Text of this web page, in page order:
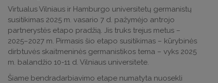
Virtualus Vilniaus ir Hamburgo universitetų germanistų
susitikimas 2025 m. vasario 7 d. pažymėjo antrojo
partnerystės etapo pradžią. Jis truks trejus metus –
2025–2027 m. Pirmasis šio etapo susitikimas – kūrybinės
dirbtuvės skaitmeninės germanistikos tema – vyks 2025
m. balandžio 10-11 d. Vilniaus universitete.
Šiame bendradarbiavimo etape numatyta nuosekli